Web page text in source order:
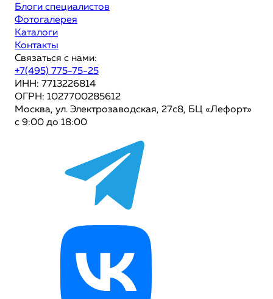
Блоги специалистов
Фотогалерея
Каталоги
Контакты
Связаться с нами:
+7(495) 775-75-25
ИНН: 7713226814
ОГРН: 1027700285612
Москва, ул. Электрозаводская, 27с8, БЦ «Лефорт»
с 9:00 до 18:00